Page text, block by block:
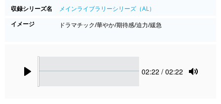
収録シリーズ名
メインライブラリーシリーズ（AL）
イメージ
ドラマチック/華やか/期待感/迫力/緩急
Current
02:22 / 02:22